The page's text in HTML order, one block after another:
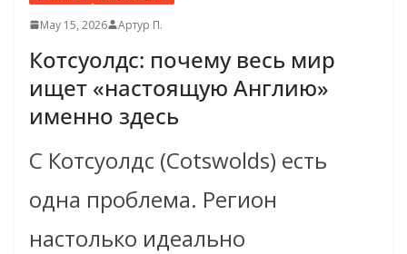
May 15, 2026 Артур П.
Котсуолдс: почему весь мир
ищет «настоящую Англию»
именно здесь
С Котсуолдс (Cotswolds) есть
одна проблема. Регион
настолько идеально